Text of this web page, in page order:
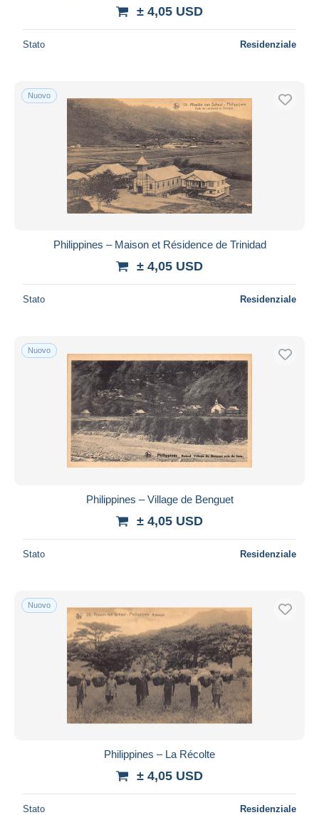
± 4,05 USD
Stato Residenziale
Nuovo
Philippines – Maison et Résidence de Trinidad
± 4,05 USD
Stato Residenziale
Nuovo
Philippines – Village de Benguet
± 4,05 USD
Stato Residenziale
Nuovo
Philippines – La Récolte
± 4,05 USD
Stato Residenziale